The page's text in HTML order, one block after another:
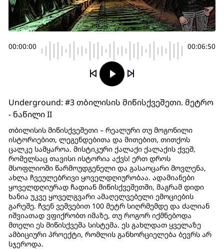
00:00:00 00:06:50
Underground: #3 თბილისის მიწისქვეშეთი. მეტრო
- ნაწილი II
თბილისის მიწისქვეშეთი – რეალური თუ მოგონილი
ისტორიებით, ლეგენდებითა და მითებით, თითქოს
ცალკე სამყაროა. მისტიკური ქალაქი ქალაქის ქვეშ,
რომელსაც თავისი ისტორია აქვს! ერთ დროს
მსოფლიოში წარმოუდგენელი და გასაოცარი მოვლენა,
ახლა ჩვეულებრივი ყოველდღიურობაა. ადამიანები
ყოველდღიურად ჩადიან მიწისქვეშეთში, მაგრამ დიდი
ხანია უკვე ყოველგვარი ამაღელვებელი ემოციების
გარეშე. ჩვენ ვეშვებით 100 მეტრ სიღრმემდე და ძალიან
იშვიათად ვფიქრობთ იმაზე, თუ როგორ იქმნებოდა
მთელი ეს მიწისქვეშა სისტემა. ეს გახლდათ ყველაზე
ამბიციური პროექტი, რომლის განხორციელება ბევრს არ
სჯეროდა.